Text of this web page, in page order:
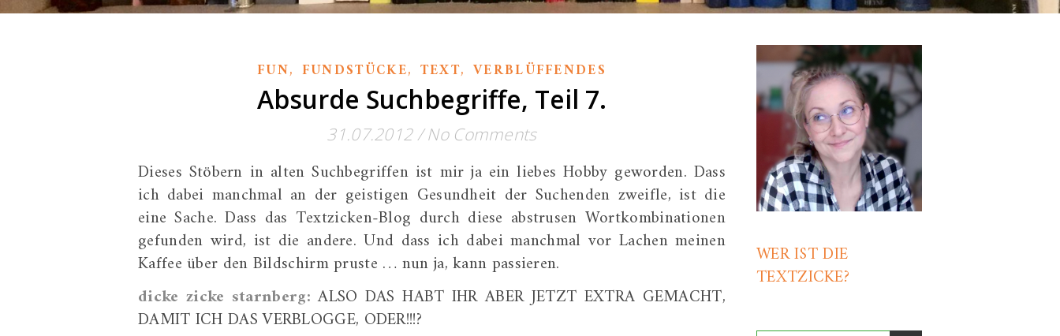
FUN, FUNDSTÜCKE, TEXT,VERBLÜFFENDES
Absurde Suchbegriffe, Teil 7.
31.07.2012 / No Comments
Dieses Stöbern in alten Suchbegriffen ist mir ja ein liebes Hobby geworden. Dass
ich dabei manchmal an der geistigen Gesundheit der Suchenden zweifle, ist die
eine Sache. Dass das Textzicken-Blog durch diese abstrusen Wortkombinationen
gefunden wird, ist die andere. Und dass ich dabei manchmal vor Lachen meinen
Kaffee über den Bildschirm pruste … nun ja, kann passieren.
dicke zicke starnberg: ALSO DAS HABT IHR ABER JETZT EXTRA GEMACHT,
DAMIT ICH DAS VERBLOGGE, ODER!!!?
WER IST DIE
TEXTZICKE?